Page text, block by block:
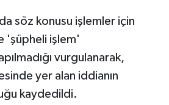
söz konusu işlemler için
'şüpheli işlem'
vurgulanarak,
yer alan iddianın
kaydedildi.